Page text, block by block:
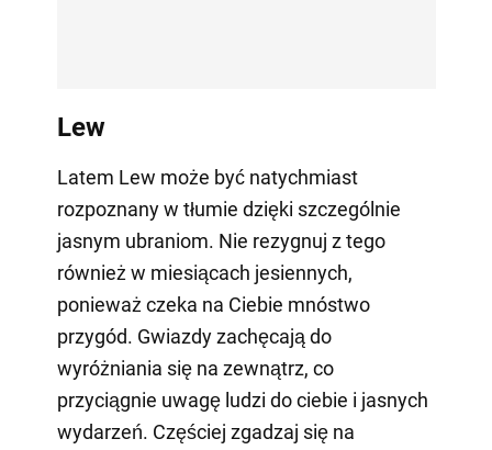
Lew
Latem Lew może być natychmiast
rozpoznany w tłumie dzięki szczególnie
jasnym ubraniom. Nie rezygnuj z tego
również w miesiącach jesiennych,
ponieważ czeka na Ciebie mnóstwo
przygód. Gwiazdy zachęcają do
wyróżniania się na zewnątrz, co
przyciągnie uwagę ludzi do ciebie i jasnych
wydarzeń. Częściej zgadzaj się na